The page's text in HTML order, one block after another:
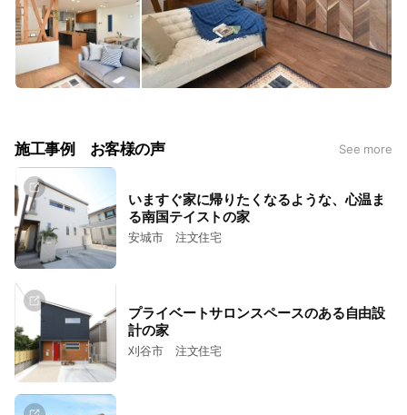
施工事例 お客様の声 See more
いますぐ家に帰りたくなるような、心温ま
る南国テイストの家
安城市 注文住宅
プライベートサロンスペースのある自由設
計の家
刈谷市 注文住宅